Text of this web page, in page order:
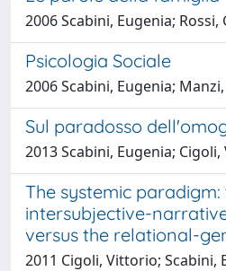
2006 Scabini, Eugenia; Rossi,
Psicologia Sociale
2006 Scabini, Eugenia;
Sul paradosso
2013 Scabini, Eugenia;
The systemic paradigm:
intersubjective-
versus the relational-
2011 Cigoli, Vittorio; Scabini,